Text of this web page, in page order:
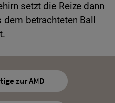
setzt die Reize dann
dem betrachteten Ball
zur AMD